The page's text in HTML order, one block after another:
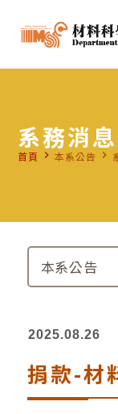
系務消息
首頁 navigate_next 本系公告 navigate_next
本系公告
2025.08.26
捐款-材